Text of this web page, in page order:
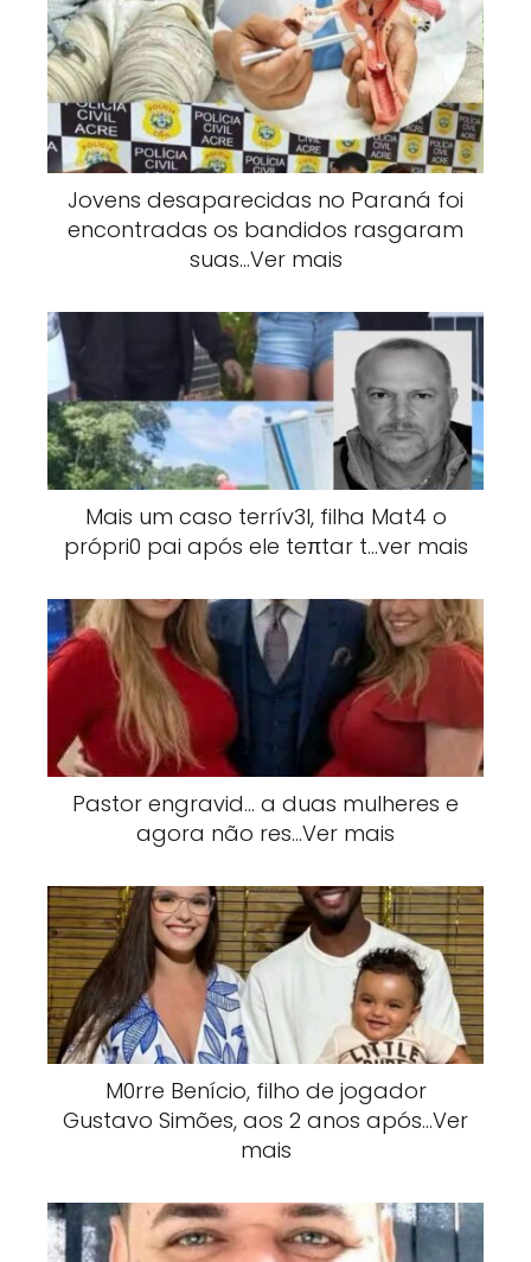
Jovens desaparecidas no Paraná foi
encontradas os bandidos rasgaram
suas…Ver mais
Mais um caso terrív3l, filha Mat4 o
própri0 pai após ele teπtar t…ver mais
Pastor engravid… a duas mulheres e
agora não res…Ver mais
M0rre Benício, filho de jogador
Gustavo Simões, aos 2 anos após…Ver
mais